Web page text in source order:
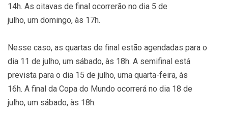
14h. As oitavas de final ocorrerão no dia 5 de
julho, um domingo, às 17h.
Nesse caso, as quartas de final estão agendadas para o
dia 11 de julho, um sábado, às 18h. A semifinal está
prevista para o dia 15 de julho, uma quarta-feira, às
16h. A final da Copa do Mundo ocorrerá no dia 18 de
julho, um sábado, às 18h.